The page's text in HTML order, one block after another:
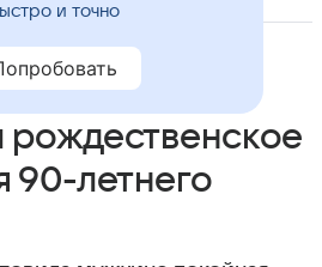
рождественское
90-летнего
и точно